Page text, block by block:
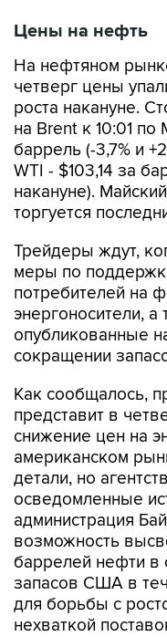
Цены на нефть
На нефтяном
четверг цены
роста накануне.
на Brent к 10:01 по
баррель (-3,7% и
WTI - $103,14 за
накануне).
торгуется
Трейдеры ждут,
меры по
потребителей на
энергоносители,
опубликованные
сокращении
Как сообщалось,
представит в
снижение цен на
американском
детали, но
осведомленные
администрация
возможность
баррелей нефти в
запасов США в
для борьбы с
нехваткой